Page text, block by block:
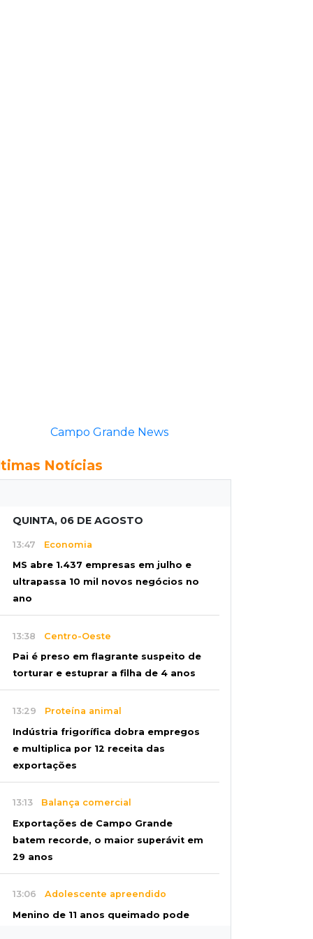
Notícias
QUINTA, 06 DE AGOSTO
13:47 Economia
MS abre 1.437 empresas em julho e
ultrapassa 10 mil novos negócios no
ano
13:38 Centro-Oeste
Pai é preso em flagrante suspeito de
torturar e estuprar a filha de 4 anos
13:29 Proteína animal
Indústria frigorífica dobra empregos
e multiplica por 12 receita das
exportações
13:13 Balança comercial
Exportações de Campo Grande
batem recorde, o maior superávit em
29 anos
13:06 Adolescente apreendido
Menino de 11 anos queimado pode